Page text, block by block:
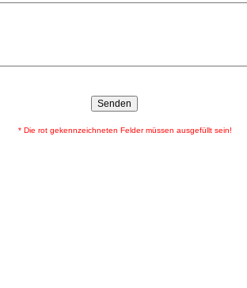
* Die rot gekennzeichneten Felder müssen ausgefüllt sein!